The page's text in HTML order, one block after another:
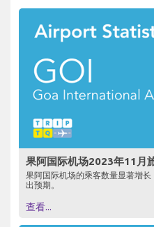
果阿国际机场2023年11月
果阿国际机场的乘客数量显著增
出预期。
查看...